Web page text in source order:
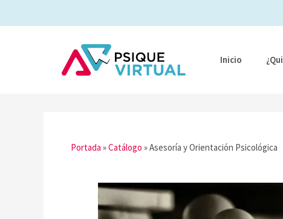
al
Inicio
Portada »Catálogo »Asesoría y Orientación Psicológica